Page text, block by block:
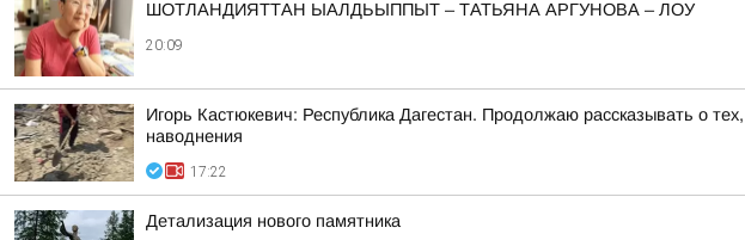
ШОТЛАНДИЯТТАН ЫАЛДЬЫППЫТ – ТАТЬЯНА АРГУНОВА – ЛОУ
20:09
Игорь Кастюкевич: Республика Дагестан. Продолжаю рассказывать о
наводнения
17:22
Детализация нового памятника